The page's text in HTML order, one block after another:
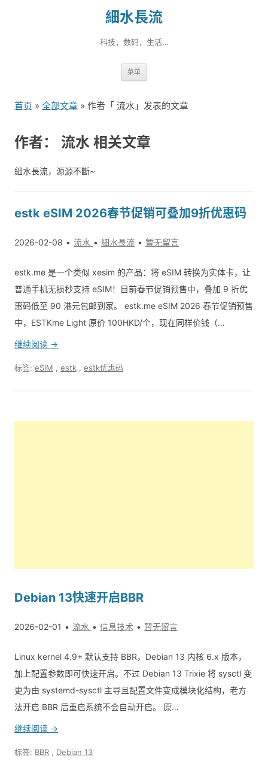
細水長流
科技，数码，生活…
菜单
到
首页 » 全部文章 » 作者「 流水」发表的文章
作者： 流水 相关文章
細水長流，源源不斷~
estk eSIM 2026春节促销可叠加9折优惠码
2026-02-08 流水 細水長流 暂无留言
estk.me 是一个类似 xesim 的产品：将 eSIM 转换为实体卡，让
普通手机无损秒支持 eSIM！目前春节促销预售中，叠加 9 折优
惠码低至 90 港元包邮到家。 estk.me eSIM 2026 春节促销预售
中，ESTKme Light 原价 100HKD/个，现在同样价钱（…
继续阅读 →
标签: eSIM estk estk优惠码
Debian 13快速开启BBR
2026-02-01 流水 信息技术 暂无留言
Linux kernel 4.9+ 默认支持 BBR，Debian 13 内核 6.x 版本，
加上配置参数即可快速开启。不过 Debian 13 Trixie 将 sysctl 变
更为由 systemd-sysctl 主导且配置文件变成模块化结构，老方
法开启 BBR 后重启系统不会自动开启。 原…
继续阅读 →
标签: BBR Debian 13